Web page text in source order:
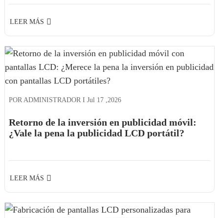
LEER MÁS
POR ADMINISTRADOR I Jul 17, 2026
Retorno de la inversión en publicidad móvil:
¿Vale la pena la publicidad LCD portátil?
LEER MÁS